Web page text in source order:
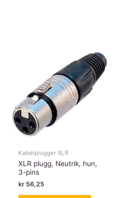
Kabelplugger XLR
XLR plugg, Neutrik, hun,
3-pins
kr 56,25